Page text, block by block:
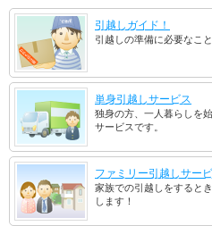
引越しガイド！
引越しの準備に必要なこ
単身引越しサービス
独身の方、一人暮らしを
サービスです。
ファミリー引越しサー
家族での引越しをすると
します！